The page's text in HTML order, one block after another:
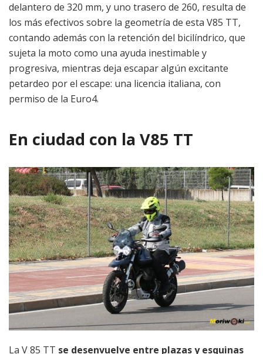
delantero de 320 mm, y uno trasero de 260, resulta de
los más efectivos sobre la geometría de esta V85 TT,
contando además con la retención del bicilíndrico, que
sujeta la moto como una ayuda inestimable y
progresiva, mientras deja escapar algún excitante
petardeo por el escape: una licencia italiana, con
permiso de la Euro4.
En ciudad con la V85 TT
La V 85 TT se desenvuelve entre plazas y esquinas